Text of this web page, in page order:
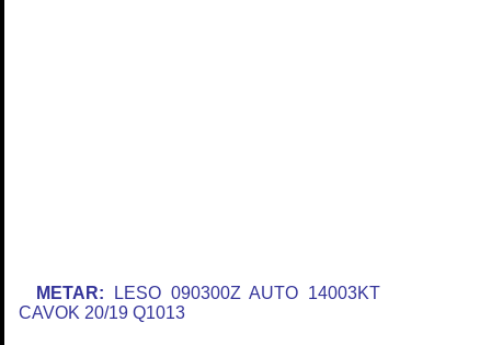
METAR: LESO 090300Z AUTO 14003KT
CAVOK 20/19 Q1013